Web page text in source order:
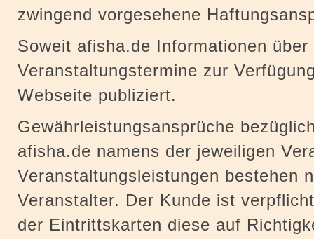
zwingend vorgesehene
Soweit afisha.de Informationen
Veranstaltungstermine zur
Webseite publiziert.
Gewährleistungsansprüche
afisha.de namens der jeweiligen
Veranstaltungsleistungen bestehen
Veranstalter. Der Kunde ist
der Eintrittskarten diese auf